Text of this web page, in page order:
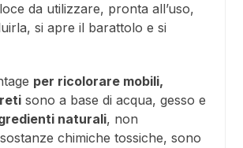
da utilizzare, pronta all’uso,
si apre il barattolo e si
per ricolorare mobili,
sono a base di acqua, gesso e
naturali, non
chimiche tossiche, sono